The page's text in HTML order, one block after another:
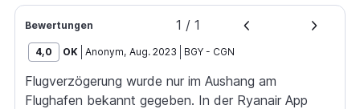
Bewertungen 1 / 1
4,0 OK Anonym, Aug. 2023 BGY - CGN
Flugverzögerung wurde nur im Aushang am
Flughafen bekannt gegeben. In der Ryanair App